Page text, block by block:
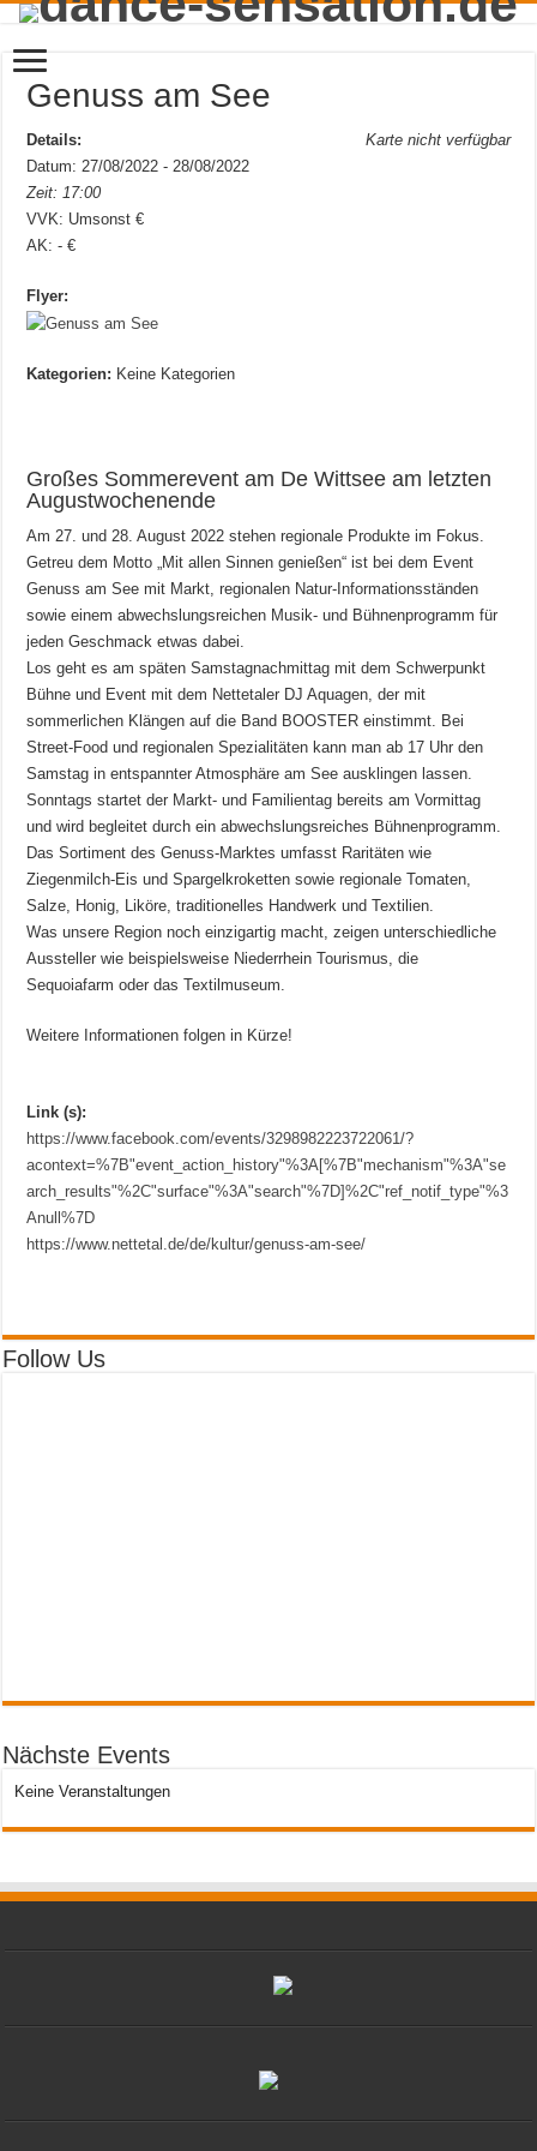
Genuss am See
Karte nicht verfügbar
Details:
Datum: 27/08/2022 - 28/08/2022
Zeit: 17:00
VVK: Umsonst €
AK: - €
Flyer:
Kategorien: Keine Kategorien
Großes Sommerevent am De Wittsee am letzten
Augustwochenende
Am 27. und 28. August 2022 stehen regionale Produkte im Fokus.
Getreu dem Motto „Mit allen Sinnen genießen“ ist bei dem Event
Genuss am See mit Markt, regionalen Natur-Informationsständen
sowie einem abwechslungsreichen Musik- und Bühnenprogramm für
jeden Geschmack etwas dabei.
Los geht es am späten Samstagnachmittag mit dem Schwerpunkt
Bühne und Event mit dem Nettetaler DJ Aquagen, der mit
sommerlichen Klängen auf die Band BOOSTER einstimmt. Bei
Street-Food und regionalen Spezialitäten kann man ab 17 Uhr den
Samstag in entspannter Atmosphäre am See ausklingen lassen.
Sonntags startet der Markt- und Familientag bereits am Vormittag
und wird begleitet durch ein abwechslungsreiches Bühnenprogramm.
Das Sortiment des Genuss-Marktes umfasst Raritäten wie
Ziegenmilch-Eis und Spargelkroketten sowie regionale Tomaten,
Salze, Honig, Liköre, traditionelles Handwerk und Textilien.
Was unsere Region noch einzigartig macht, zeigen unterschiedliche
Aussteller wie beispielsweise Niederrhein Tourismus, die
Sequoiafarm oder das Textilmuseum.
Weitere Informationen folgen in Kürze!
Link (s):
https://www.facebook.com/events/3298982223722061/?
acontext=%7B"event_action_history"%3A[%7B"mechanism"%3A"se
arch_results"%2C"surface"%3A"search"%7D]%2C"ref_notif_type"%3
Anull%7D
https://www.nettetal.de/de/kultur/genuss-am-see/
Follow Us
Nächste Events
Keine Veranstaltungen